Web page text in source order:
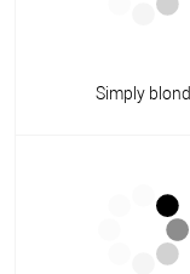
Simply blond